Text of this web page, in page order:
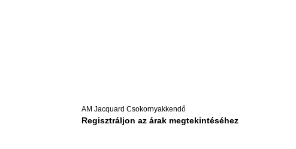
AM Jacquard Csokornyakkendő
Regisztráljon az árak megtekintéséhez